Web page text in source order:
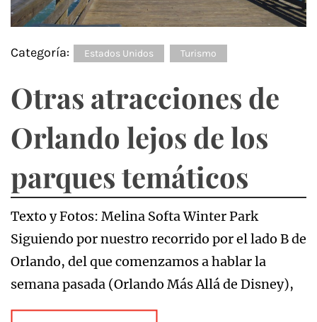
Categoría: Estados Unidos Turismo
Otras atracciones de
Orlando lejos de los
parques temáticos
Texto y Fotos: Melina Softa Winter Park
Siguiendo por nuestro recorrido por el lado B de
Orlando, del que comenzamos a hablar la
semana pasada (Orlando Más Allá de Disney),